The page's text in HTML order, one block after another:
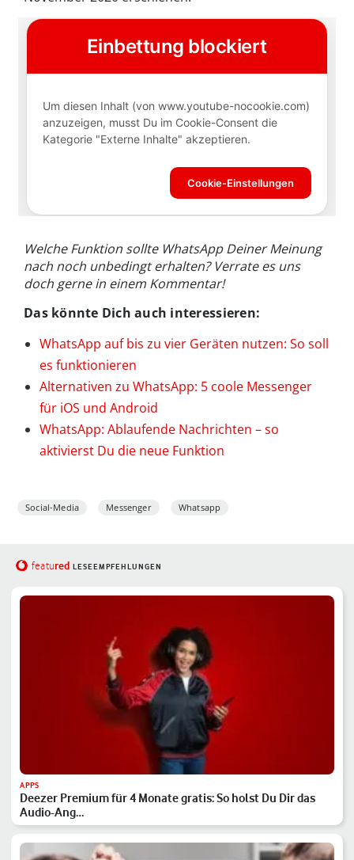
Welche Funktion sollte WhatsApp Deiner Meinung
nach noch unbedingt erhalten? Verrate es uns
doch gerne in einem Kommentar!
Das könnte Dich auch interessieren:
WhatsApp auf bis zu vier Geräten nutzen: So soll
es funktionieren
Alternativen zu WhatsApp: 5 coole Messenger
für iOS und Android
WhatsApp: Ablaufende Nachrichten – so
aktivierst Du die neue Funktion
Social-Media Messenger Whatsapp
featured LESEEMPFEHLUNGEN
APPS
Deezer Premium für 4 Monate gratis: So holst Du Dir das
Audio-Ang…